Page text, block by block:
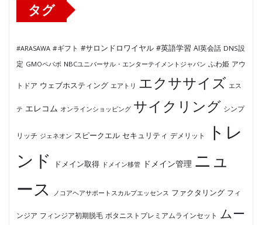
タグ
#ARASAWA #ギフト #サロンドロワイヤル #英語学習 AI英会話 DNS設
定 GMOペパボ NBCユニバーサル・エンターテイメントジャパン ふわ姫 アウ
トドア ウェブホスティング エアトリ エクササイズ エス
テ エレコム オンラインショッピング サイクリング シンプ
リッチ ジェネオン スピークエル セキュリティ デメリット
トレ
ンド
ドメイン取得 ドメイン移管 ドメイン管理 ニュ
ース
ノコアヘアサポートスカルプエッセンス ファクタリング フィ
ンジア フィンジア初期脱毛 ボタニストプレミアムラインセット ムー